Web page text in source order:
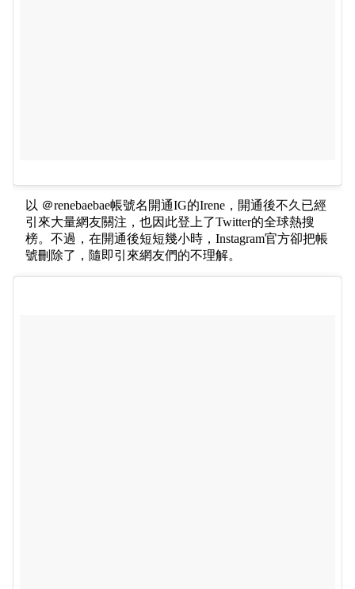
以 ＠renebaebae帳號名開通IG的Irene，開通後不久已經
引來大量網友關注，也因此登上了Twitter的全球熱搜
榜。不過，在開通後短短幾小時，Instagram官方卻把帳
號刪除了，隨即引來網友們的不理解。